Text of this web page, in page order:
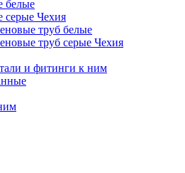
белые
серые Чехия
труб белые
труб серые Чехия
и фитинги к ним